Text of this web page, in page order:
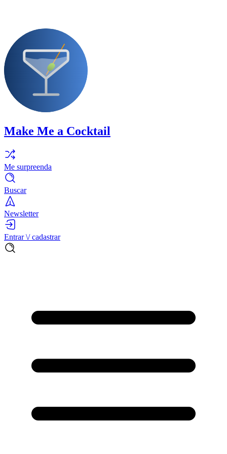
Make Me a Cocktail
Me surpreenda
Buscar
Newsletter
Entrar \/ cadastrar